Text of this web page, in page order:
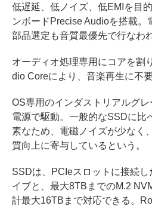
低遅延、低ノイズ、低EMIを目
ンボードPrecise Audioを搭載。
部品選定も音質最優先で行なわ
オーディオ処理専用にコアを割
dio Coreにより、音楽再生に不
OS専用のインダストリアルグ
電源で駆動。一般的なSSDに比
素なため、電磁ノイズが少なく
質向上に寄与しているという。
SSDは、PCIeスロットに接続
イブと、最大8TBまでのM.2
計最大16TBまで対応できる。